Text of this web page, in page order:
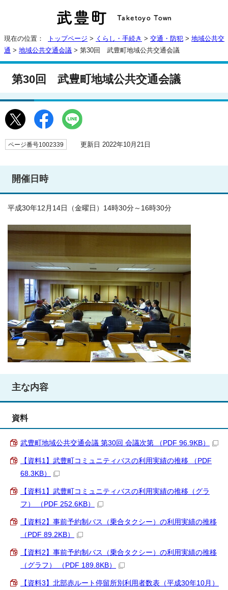
現在の位置： トップページ > くらし・手続き > 交通・防犯 > 地域公共交
通 > 地域公共交通会議 > 第30回 武豊町地域公共交通会議
第30回 武豊町地域公共交通会議
ページ番号1002339 更新日 2022年10月21日
開催日時
平成30年12月14日（金曜日）14時30分～16時30分
主な内容
資料
武豊町地域公共交通会議 第30回 会議次第 （PDF 96.9KB）
【資料1】武豊町コミュニティバスの利用実績の推移 （PDF
68.3KB）
【資料1】武豊町コミュニティバスの利用実績の推移（グラ
フ） （PDF 252.6KB）
【資料2】事前予約制バス（乗合タクシー）の利用実績の推移
（PDF 89.2KB）
【資料2】事前予約制バス（乗合タクシー）の利用実績の推移
（グラフ） （PDF 189.8KB）
【資料3】北部赤ルート停留所別利用者数表（平成30年10月）